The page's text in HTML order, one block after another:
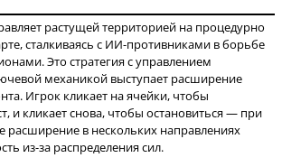
растущей территорией на процедурно
сталкиваясь с ИИ-противниками в борьбе
Это стратегия с управлением
механикой выступает расширение
Игрок кликает на ячейки, чтобы
и кликает снова, чтобы остановиться — при
расширение в нескольких направлениях